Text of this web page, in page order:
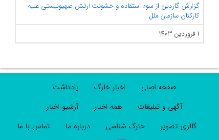
گزارش گاردین از سوء استفاده و خشونت ارتش صهیونیستی علیه
کارکنان سازمان ملل
۱ فروردین ۱۴۰۳
صفحه اصلی اخبار خارگ
یادداشت
آگهی و تبلیغات
همه اخبار
آرشیو اخبار
گالری تصویر
خارگ شناسی درباره ما تماس با ما